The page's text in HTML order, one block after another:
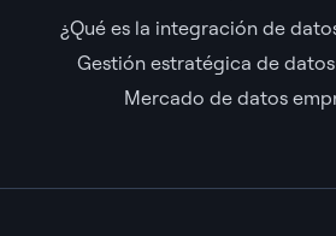
¿Qué es la integración de
Gestión estratégica de
Mercado de datos